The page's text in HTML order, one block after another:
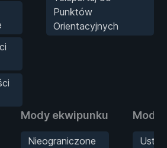
Punktów
Orientacyjnych
Mody ekwipunku
Nieograniczone
Mody